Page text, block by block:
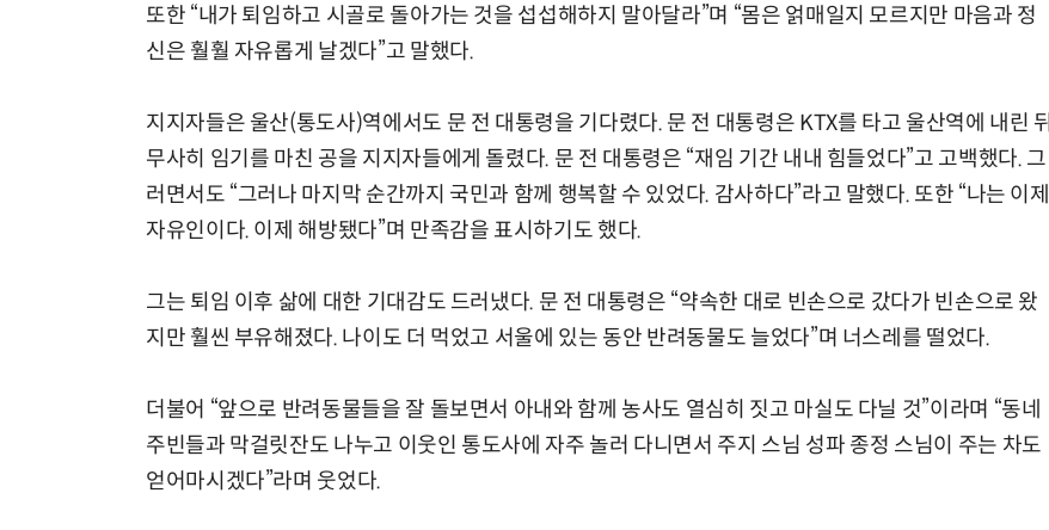
또한 “내가 퇴임하고 시골로 돌아가는 것을 섭섭해하지 말아달라”며 “몸은 얽매일지 모르지만 마음과 정
신은 훨훨 자유롭게 날겠다”고 말했다.
지지자들은 울산(통도사)역에서도 문 전 대통령을 기다렸다. 문 전 대통령은 KTX를 타고 울산역에 내린 뒤
무사히 임기를 마친 공을 지지자들에게 돌렸다. 문 전 대통령은 “재임 기간 내내 힘들었다”고 고백했다. 그
러면서도 “그러나 마지막 순간까지 국민과 함께 행복할 수 있었다. 감사하다”라고 말했다. 또한 “나는 이제
자유인이다. 이제 해방됐다”며 만족감을 표시하기도 했다.
그는 퇴임 이후 삶에 대한 기대감도 드러냈다. 문 전 대통령은 “약속한 대로 빈손으로 갔다가 빈손으로 왔
지만 훨씬 부유해졌다. 나이도 더 먹었고 서울에 있는 동안 반려동물도 늘었다”며 너스레를 떨었다.
더불어 “앞으로 반려동물들을 잘 돌보면서 아내와 함께 농사도 열심히 짓고 마실도 다닐 것”이라며 “동네
주빈들과 막걸릿잔도 나누고 이웃인 통도사에 자주 놀러 다니면서 주지 스님 성파 종정 스님이 주는 차도
얻어마시겠다”라며 웃었다.